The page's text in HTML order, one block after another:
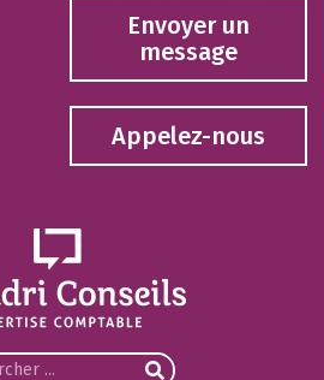
Envoyer un
message
Appelez-nous